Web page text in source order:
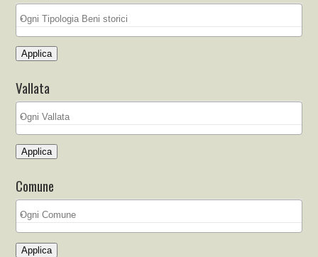
Applica
Vallata
Applica
Comune
Applica